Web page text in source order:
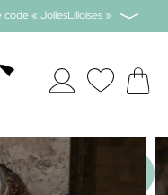
« JoliesLilloises »